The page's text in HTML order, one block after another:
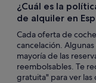
¿Cuál es la
de alquiler en
Cada oferta de
cancelación.
mayoría de las
reembolsables. Te
gratuita" para ver las